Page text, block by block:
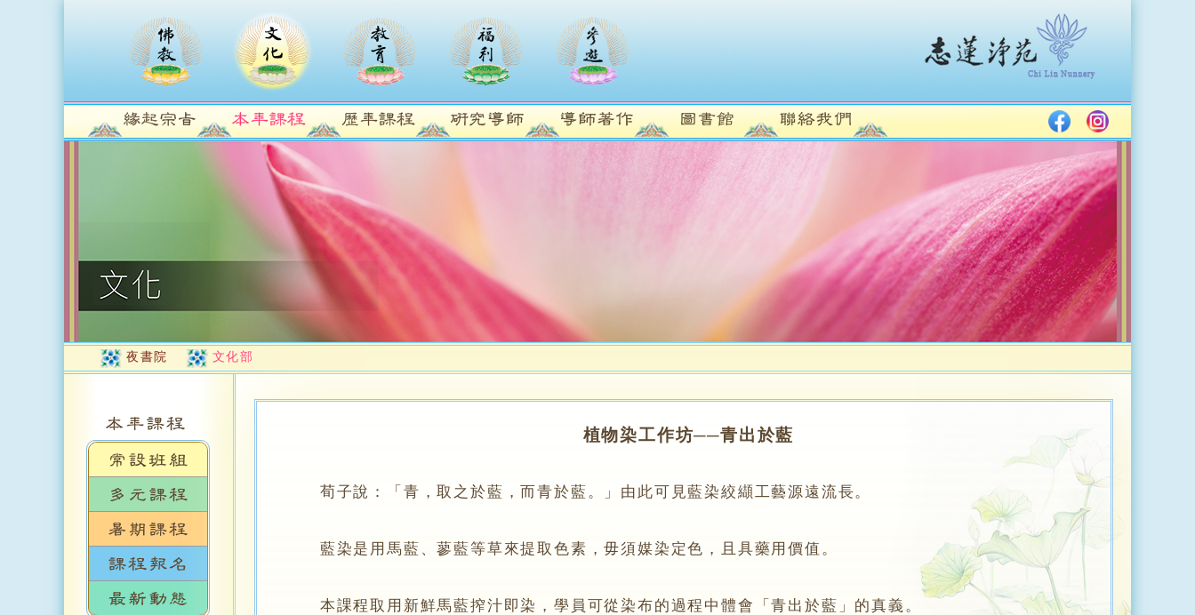
夜書院 文化部
植物染工作坊──青出於藍
荀子說：「青，取之於藍，而青於藍。」由此可見藍染絞纈工藝源遠流長。
藍染是用馬藍、蓼藍等草來提取色素，毋須媒染定色，且具藥用價值。
本課程取用新鮮馬藍搾汁即染，學員可從染布的過程中體會「青出於藍」的真義。